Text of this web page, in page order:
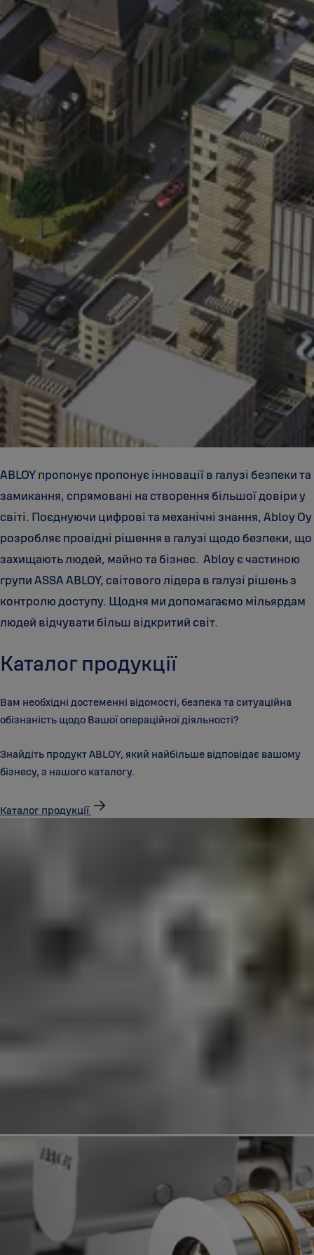
ABLOY пропонує пропонує інновації в галузі безпеки та
замикання, спрямовані на створення більшої довіри у
світі. Поєднуючи цифрові та механічні знання, Abloy Oy
розробляє провідні рішення в галузі щодо безпеки, що
захищають людей, майно та бізнес. Abloy є частиною
групи ASSA ABLOY, світового лідера в галузі рішень з
контролю доступу. Щодня ми допомагаємо мільярдам
людей відчувати більш відкритий світ.
Каталог продукції
Вам необхідні достеменні відомості, безпека та ситуаційна
обізнаність щодо Вашої операційної діяльності?
Знайдіть продукт ABLOY, який найбільше відповідає вашому
бізнесу, з нашого каталогу.
Каталог продукції